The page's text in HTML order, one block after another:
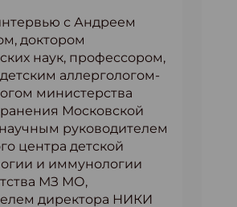
с Андреем
доктором
наук, профессором,
аллергологом-
министерства
Московской
руководителем
центра детской
и иммунологии
МЗ МО,
директора НИКИ